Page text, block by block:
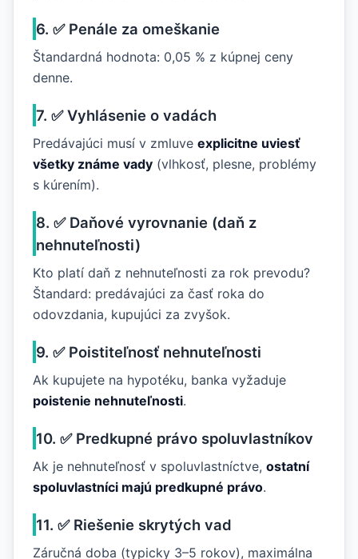
6. ✅ Penále za omeškanie
Štandardná hodnota: 0,05 % z kúpnej ceny
denne.
7. ✅ Vyhlásenie o vadách
Predávajúci musí v zmluve explicitne uviesť
všetky známe vady (vlhkosť, plesne, problémy
s kúrením).
8. ✅ Daňové vyrovnanie (daň z
nehnuteľnosti)
Kto platí daň z nehnuteľnosti za rok prevodu?
Štandard: predávajúci za časť roka do
odovzdania, kupujúci za zvyšok.
9. ✅ Poistiteľnosť nehnuteľnosti
Ak kupujete na hypotéku, banka vyžaduje
poistenie nehnuteľnosti.
10. ✅ Predkupné právo spoluvlastníkov
Ak je nehnuteľnosť v spoluvlastníctve, ostatní
spoluvlastníci majú predkupné právo.
11. ✅ Riešenie skrytých vad
Záručná doba (typicky 3–5 rokov), maximálna